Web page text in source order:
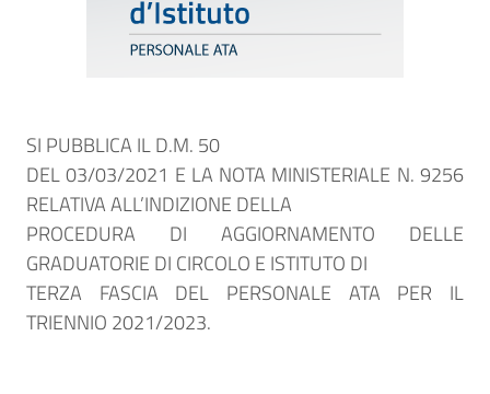
SI PUBBLICA IL D.M. 50
DEL 03/03/2021 E LA NOTA MINISTERIALE N. 9256
RELATIVA ALL’INDIZIONE DELLA
PROCEDURA DI AGGIORNAMENTO DELLE
GRADUATORIE DI CIRCOLO E ISTITUTO DI
TERZA FASCIA DEL PERSONALE ATA PER IL
TRIENNIO 2021/2023.